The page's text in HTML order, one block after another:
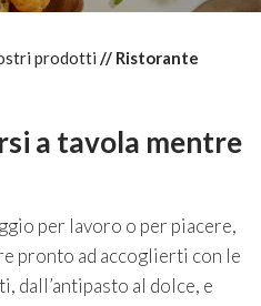
prodotti Ristorante
a tavola mentre
per lavoro o per piacere,
pronto ad accoglierti con le
dall’antipasto al dolce, e